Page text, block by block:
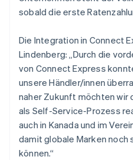
sobald die erste
Die Integration in Connect
Lindenberg: „Durch die
von Connect Express
unsere Händler/innen
naher Zukunft möchten wir
als Self-Service-Prozess
auch in Kanada und im
damit globale Marken noch
können.“
Slowenien
China
English 简体中文
Spanien
EspañolEnglish
Thailand
ไทย English
Tschechische Republik
English
Ungarn
English